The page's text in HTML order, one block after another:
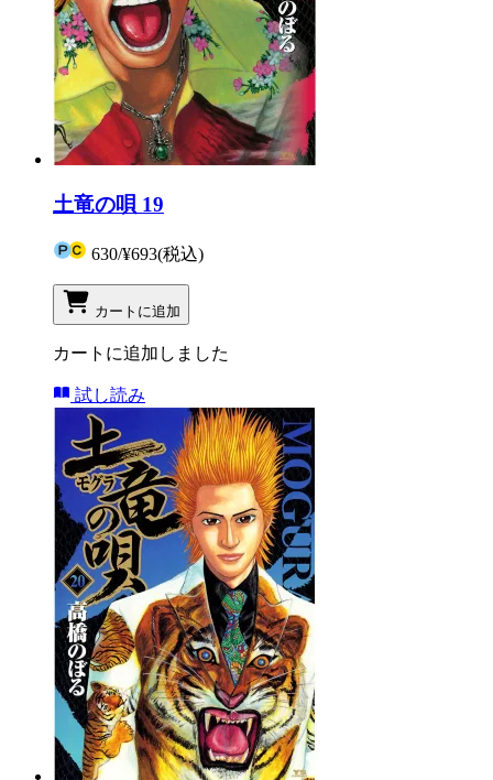
土竜の唄 19
630/¥693(税込)
カートに追加
カートに追加しました
試し読み